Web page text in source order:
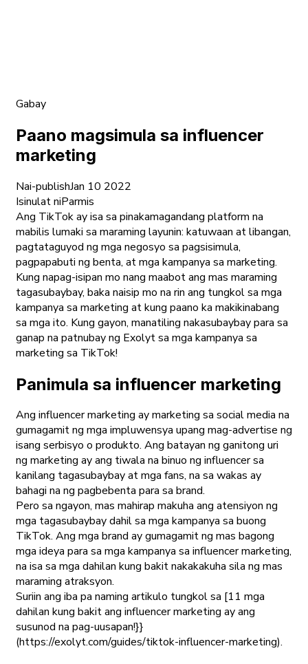
Gabay
Paano magsimula sa influencer
marketing
Nai-publishJan 10 2022
Isinulat niParmis
Ang TikTok ay isa sa pinakamagandang platform na
mabilis lumaki sa maraming layunin: katuwaan at libangan,
pagtataguyod ng mga negosyo sa pagsisimula,
pagpapabuti ng benta, at mga kampanya sa marketing.
Kung napag-isipan mo nang maabot ang mas maraming
tagasubaybay, baka naisip mo na rin ang tungkol sa mga
kampanya sa marketing at kung paano ka makikinabang
sa mga ito. Kung gayon, manatiling nakasubaybay para sa
ganap na patnubay ng Exolyt sa mga kampanya sa
marketing sa TikTok!
Panimula sa influencer marketing
Ang influencer marketing ay marketing sa social media na
gumagamit ng mga impluwensya upang mag-advertise ng
isang serbisyo o produkto. Ang batayan ng ganitong uri
ng marketing ay ang tiwala na binuo ng influencer sa
kanilang tagasubaybay at mga fans, na sa wakas ay
bahagi na ng pagbebenta para sa brand.
Pero sa ngayon, mas mahirap makuha ang atensiyon ng
mga tagasubaybay dahil sa mga kampanya sa buong
TikTok. Ang mga brand ay gumagamit ng mas bagong
mga ideya para sa mga kampanya sa influencer marketing,
na isa sa mga dahilan kung bakit nakakakuha sila ng mas
maraming atraksyon.
Suriin ang iba pa naming artikulo tungkol sa [11 mga
dahilan kung bakit ang influencer marketing ay ang
susunod na pag-uusapan!}}
(https://exolyt.com/guides/tiktok-influencer-marketing).